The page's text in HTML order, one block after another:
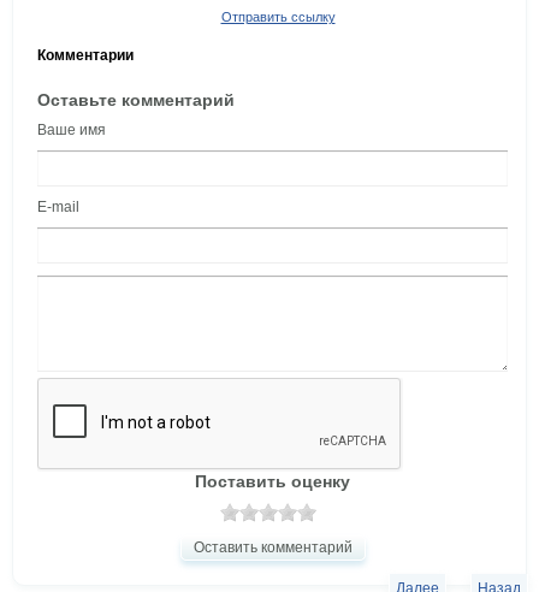
Отправить ссылку
Комментарии
Оставьте комментарий
Ваше имя
E-mail
Поставить оценку
Оставить комментарий